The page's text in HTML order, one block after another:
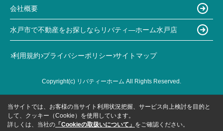
会社概要
水戸市で不動産をお探しならリバティ―ホーム水戸店
利用規約 プライバシーポリシー サイトマップ
Copyright(c) リバティーホーム All Rights Reserved.
当サイトでは、お客様の当サイト利用状況把握、サービス向上検討を目的と
して、クッキー（Cookie）を使用しています。
詳しくは、当社の 「Cookieの取扱いについて」 をご確認ください。